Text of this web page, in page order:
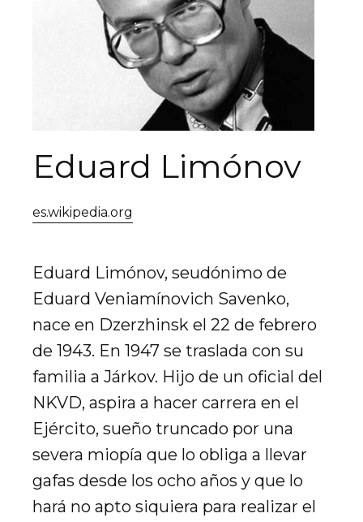
Eduard Limónov
es.wikipedia.org
Eduard Limónov, seudónimo de
Eduard Veniamínovich Savenko,
nace en Dzerzhinsk el 22 de febrero
de 1943. En 1947 se traslada con su
familia a Járkov. Hijo de un oficial del
NKVD, aspira a hacer carrera en el
Ejército, sueño truncado por una
severa miopía que lo obliga a llevar
gafas desde los ocho años y que lo
hará no apto siquiera para realizar el